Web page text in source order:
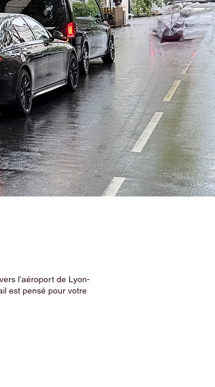
l’aéroport de Lyon-
est pensé pour votre